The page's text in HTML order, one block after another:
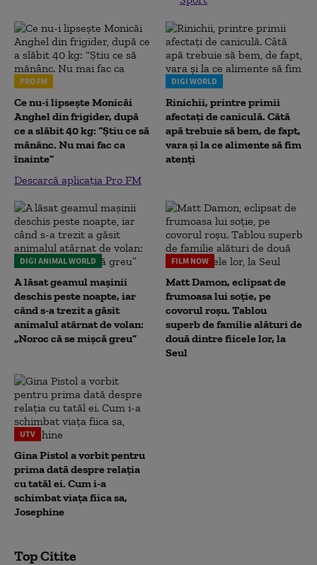
PRO FM
Ce nu-i lipsește Monicăi
Anghel din frigider, după
ce a slăbit 40 kg: “Știu ce să
mănânc. Nu mai fac ca
înainte”
Descarcă aplicația Pro FM
DIGI WORLD
Rinichii, printre primii
afectați de caniculă. Câtă
apă trebuie să bem, de fapt,
vara și la ce alimente să fim
atenți
DIGI ANIMAL WORLD
A lăsat geamul mașinii
deschis peste noapte, iar
când s-a trezit a găsit
animalul atârnat de volan:
„Noroc că se mișcă greu”
FILM NOW
Matt Damon, eclipsat de
frumoasa lui soție, pe
covorul roșu. Tablou
superb de familie alături de
două dintre fiicele lor, la
Seul
UTV
Gina Pistol a vorbit pentru
prima dată despre relația
cu tatăl ei. Cum i-a
schimbat viața fiica sa,
Josephine
Top Citite